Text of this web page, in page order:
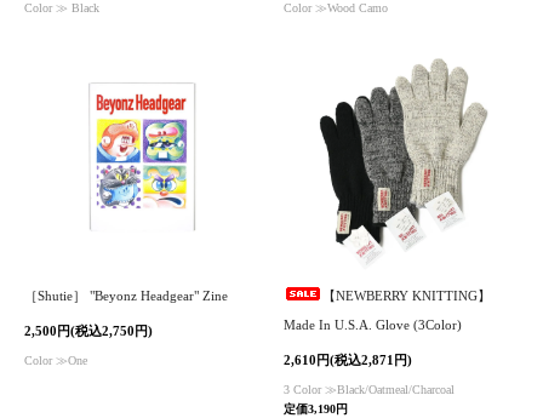
Color ≫ Black Color ≫Wood Camo
［Shutie］ "Beyonz Headgear" Zine
2,500円(税込2,750円)
Color ≫One
【NEWBERRY KNITTING】
Made In U.S.A. Glove (3Color)
2,610円(税込2,871円)
3 Color ≫Black/Oatmeal/Charcoal
定価3,190円